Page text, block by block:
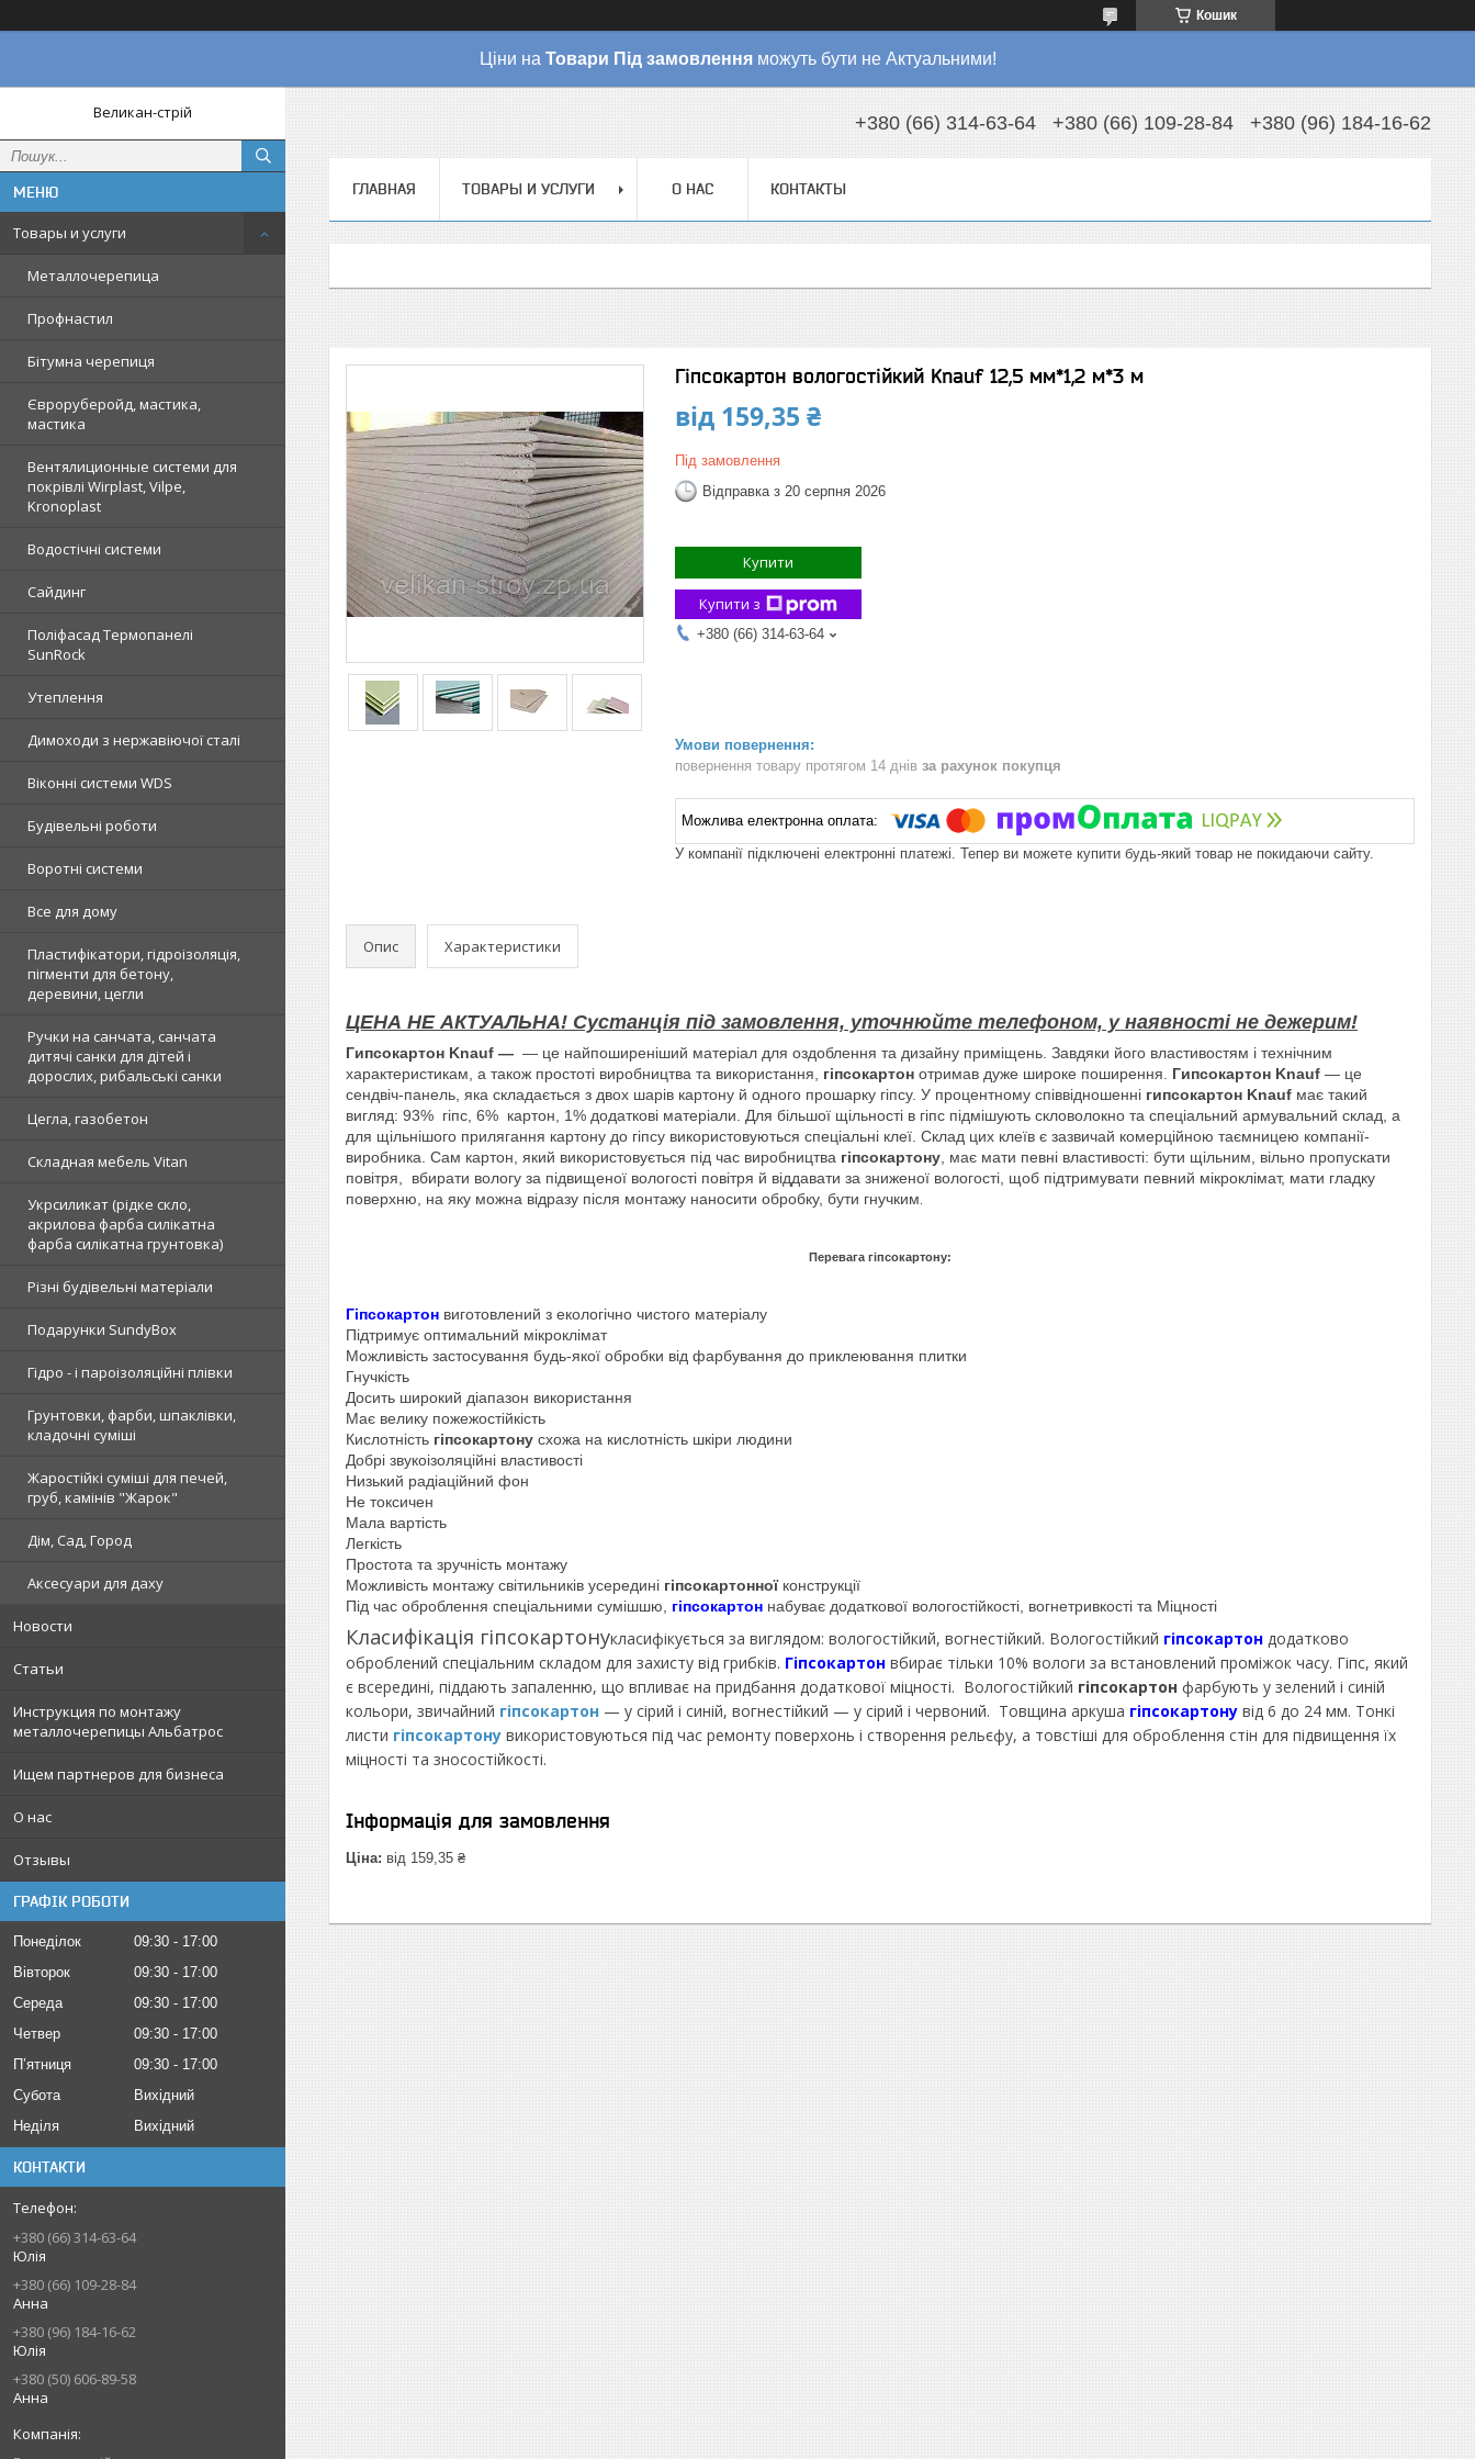
Кошик
Ціни на Товари Під замовлення можуть бути не Актуальними!
Великан-стрій
Товары и услуги
Металлочерепица
Профнастил
Бітумна черепиця
Євроруберойд, мастика,
мастика
Вентялиционные системи для
покрівлі Wirplast, Vilpe,
Kronoplast
Водостічні системи
Сайдинг
Поліфасад Термопанелі
SunRock
Утеплення
Димоходи з нержавіючої сталі
Віконні системи WDS
Будівельні роботи
Воротні системи
Все для дому
Пластифікатори, гідроізоляція,
пігменти для бетону,
деревини, цегли
Ручки на санчата, санчата
дитячі санки для дітей і
дорослих, рибальські санки
Цегла, газобетон
Складная мебель Vitan
Укрсиликат (рідке скло,
акрилова фарба силікатна
фарба силікатна грунтовка)
Різні будівельні матеріали
Подарунки SundyBox
Гідро - і пароізоляційні плівки
Грунтовки, фарби, шпаклівки,
кладочні суміші
Жаростійкі суміші для печей,
груб, камінів "Жарок"
Дім, Сад, Город
Аксесуари для даху
Новости
Статьи
Инструкция по монтажу
металлочерепицы Альбатрос
Ищем партнеров для бизнеса
О нас
Отзывы
ГРАФІК РОБОТИ
Понеділок 09:30
17:00
Вівторок
09:30
17:00
Середа
09:30
17:00
Четвер
09:30
17:00
Пʼятниця
09:30
17:00
Субота
Вихідний
Неділя
Вихідний
КОНТАКТИ
+380 (66) 314-63-64
Юлія
+380 (66) 109-28-84
Анна
+380 (96) 184-16-62
Юлія
+380 (50) 606-89-58
Анна
+380 (66) 314-63-64 +380 (66) 109-28-84 +380 (96) 184-16-62
ГЛАВНАЯ ТОВАРЫ И УСЛУГИ О НАС КОНТАКТЫ
Гіпсокартон вологостійкий Knauf 12,5 мм*1,2 м*3 м
від 159,35 ₴
Під замовлення
Відправка з 20 серпня 2026
Купити
Купити з
+380 (66) 314-63-64
повернення товару протягом 14 днів за рахунок покупця
У компанії підключені електронні платежі. Тепер ви можете купити будь-який товар не покидаючи сайту.
Опис Характеристики
ЦЕНА НЕ АКТУАЛЬНА! Сустанція під замовлення, уточнюйте телефоном, у наявності не дежерим!
Гипсокартон Knauf ― — це найпоширеніший матеріал для оздоблення та дизайну приміщень. Завдяки його властивостям і технічним
характеристикам, а також простоті виробництва та використання,
гіпсокартон отримав дуже широке поширення. Гипсокартон Knauf — це
сендвіч-панель, яка складається з двох шарів картону й одного прошарку гіпсу. У процентному співвідношенні гипсокартон Knauf має такий
вигляд: 93% гіпс, 6% картон, 1% додаткові матеріали. Для більшої щільності в гіпс підмішують скловолокно та спеціальний армувальний склад, а
для щільнішого прилягання картону до гіпсу використовуються спеціальні клеї. Склад цих клеїв є зазвичай комерційною таємницею компанії-
виробника. Сам картон, який використовується під час виробництва гіпсокартону , має мати певні властивості: бути щільним, вільно пропускати
повітря, вбирати вологу за підвищеної вологості повітря й віддавати за зниженої вологості, щоб підтримувати певний мікроклімат, мати гладку
поверхню, на яку можна відразу після монтажу наносити обробку, бути гнучким
Перевага гіпсокартону:
Гіпсокартон виготовлений з екологічно чистого матеріалу
Підтримує оптимальний мікроклімат
Можливість застосування будь-якої обробки від фарбування до приклеювання плитки
Гнучкість
Досить широкий діапазон використання
Має велику пожежостійкість
Кислотність гіпсокартону схожа на кислотність шкіри людини
Добрі звукоізоляційні властивості
Низький радіаційний фон
Не токсичен
Мала вартість
Легкість
Простота та зручність монтажу
Можливість монтажу світильників усередині гіпсокартонноїконструкції
Під час оброблення спеціальними сумішшю, гіпсокартон набуває додаткової вологостійкості, вогнетривкості та Міцності
Класифікація гіпсокартонукласифікується за виглядом: вологостійкий, вогнестійкий. Вологостійкий гіпсокартон додатково
оброблений спеціальним складом для захисту від грибків. Гіпсокартон вбирає тільки 10% вологи за встановлений проміжок часу. Гіпс, який
є всередині, піддають запаленню, що впливає на придбання додаткової міцності. Вологостійкий гіпсокартон фарбують у зелений і синій
кольори, звичайний гіпсокартон — у сірий і синій, вогнестійкий — у сірий і червоний. Товщина аркуша гіпсокартону від 6 до 24 мм. Тонкі
листи гіпсокартону використовуються під час ремонту поверхонь і створення рельєфу, а товстіші для оброблення стін для підвищення їх
міцності та зносостійкості.
Інформація для замовлення
Ціна: від 159,35 ₴